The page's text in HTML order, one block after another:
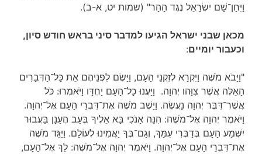
וַיִּחַן־שָׁם יִשְׂרָאֵל נֶגֶד הָהָר" (שמות יט, א-ב).
מכאן שבני ישראל הגיעו למדבר סיני בראש חודש סיון,
וכעבור יומיים:
"וַיָּבֹא מֹשֶׁה וַיִּקְרָא לְזִקְנֵי הָעָם, וַיָּשֶׂם לִפְנֵיהֶם אֵת כָּל־הַדְּבָרִים
הָאֵלֶּה אֲשֶׁר צִוָּהו יְהוָה. וַיַּעֲנוּ כָל־הָעָם יַחְדָּו וַיֹּאמְרוּ: כֹּל
אֲשֶׁר־דִּבֶּר יְהוָה נַעֲשֶׂה. וַיָּשֶׁב מֹשֶׁה אֶת־דִּבְרֵי הָעָם אֶל־יְהוָה.
וַיֹּאמֶר יְהוָה אֶל־מֹשֶׁה: הִנֵּה אָנֹכִי בָּא אֵלֶיךָ בְּעַב הֶעָנָן בַּעֲבוּר
יִשְׁמַע הָעָם בְּדַבְּרִי עִמָּךְ, וְגַם־בְּךָ יַאֲמִינוּ לְעוֹלָם. וַיַּגֵּד מֹשֶׁה
אֶת־דִּבְרֵי הָעָם אֶל־יְהוָה. וַיֹּאמֶר יְהוָה אֶל־מֹשֶׁה: לֵךְ אֶל־הָעָם,